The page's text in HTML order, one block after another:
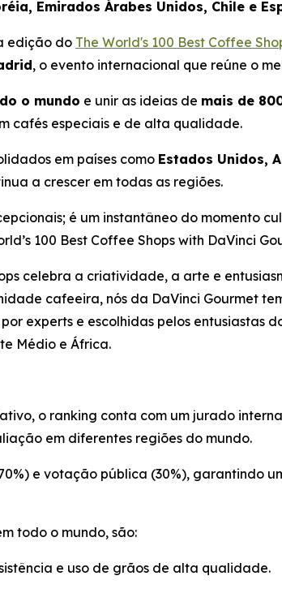
Emirados Árabes Unidos, Chile e
edição do The World's 100 Best Coffee
, o evento internacional que reúne o
o mundo e unir as ideias de mais de
cafés especiais e de alta qualidade.
em países como Estados Unidos,
a crescer em todas as regiões.
é um instantâneo do momento
100 Best Coffee Shops with DaVinci
celebra a criatividade, a arte e
cafeeira, nós da DaVinci Gourmet
experts e escolhidas pelos entusiastas
Médio e África.
o ranking conta com um jurado
em diferentes regiões do mundo.
e votação pública (30%), garantindo
todo o mundo, são:
e uso de grãos de alta qualidade.